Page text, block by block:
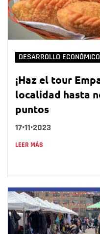
DESARROLLO ECONÓMICO
¡Haz el tour
localidad hasta
puntos
17•11•2023
LEER MÁS